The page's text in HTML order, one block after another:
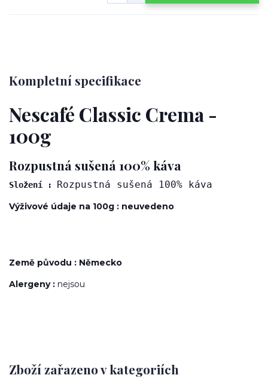
Kompletní specifikace
Nescafé Classic Crema -
100g
Rozpustná sušená 100% káva
Složení : Rozpustná sušená 100% káva
Výživové údaje na 100g : neuvedeno
Země původu : Německo
Alergeny : nejsou
Zboží zařazeno v kategoriích